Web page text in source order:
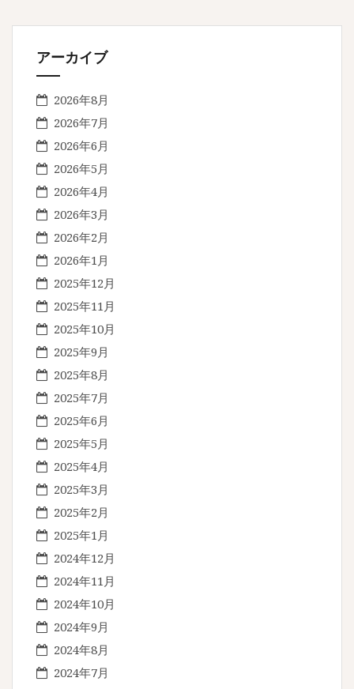
アーカイブ
2026年8月
2026年7月
2026年6月
2026年5月
2026年4月
2026年3月
2026年2月
2026年1月
2025年12月
2025年11月
2025年10月
2025年9月
2025年8月
2025年7月
2025年6月
2025年5月
2025年4月
2025年3月
2025年2月
2025年1月
2024年12月
2024年11月
2024年10月
2024年9月
2024年8月
2024年7月